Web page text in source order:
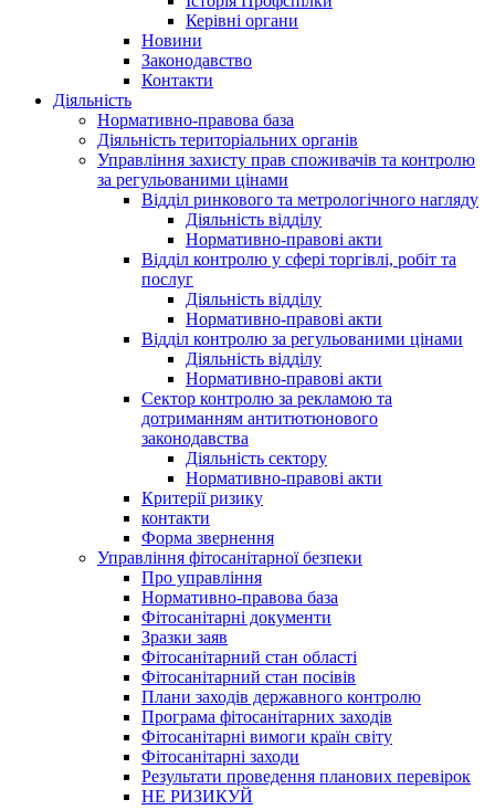
Керівні органи
Новини
Законодавство
Контакти
Діяльність
Нормативно-правова база
Діяльність територіальних органів
Управління захисту прав споживачів та контролю
за регульованими цінами
Відділ ринкового та метрологічного нагляду
Діяльність відділу
Нормативно-правові акти
Відділ контролю у сфері торгівлі, робіт та
послуг
Діяльність відділу
Нормативно-правові акти
Відділ контролю за регульованими цінами
Діяльність відділу
Нормативно-правові акти
Сектор контролю за рекламою та
дотриманням антитютюнового
законодавства
Діяльність сектору
Нормативно-правові акти
Критерії ризику
контакти
Форма звернення
Управління фітосанітарної безпеки
Про управління
Нормативно-правова база
Фітосанітарні документи
Зразки заяв
Фітосанітарний стан області
Фітосанітарний стан посівів
Плани заходів державного контролю
Програма фітосанітарних заходів
Фітосанітарні вимоги країн світу
Фітосанітарні заходи
Результати проведення планових перевірок
НЕ РИЗИКУЙ